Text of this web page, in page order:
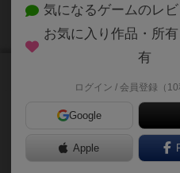
注文カード通りに、
ムです。
気になるゲームのレ
お気に入り作品・所
有
ログイン / 会員登録（10
Google
Apple